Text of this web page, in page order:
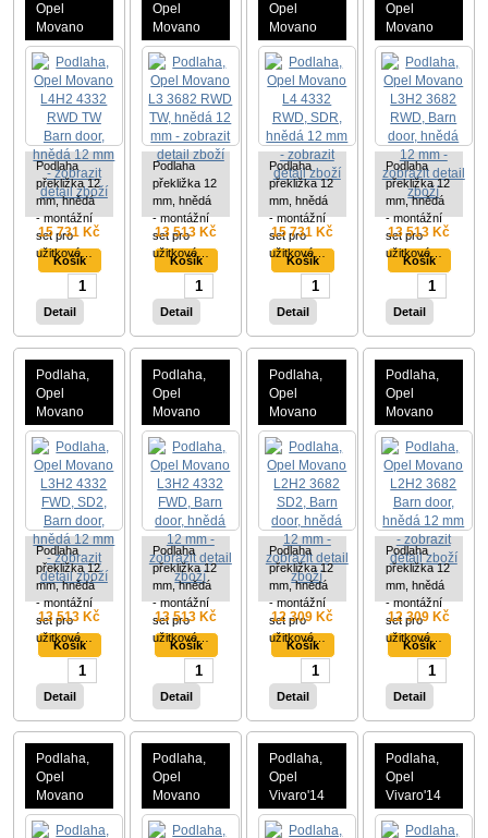
Opel
Movano
L4H2
4332 RWD
TW Barn
door,
hnědá 12
mm
Podlaha
překližka 12
mm, hnědá
- montážní
set pro
užitkové…
15 731 Kč
Detail
Opel
Movano
L3 3682
RWD TW,
hnědá 12
mm
Podlaha
překližka 12
mm, hnědá
- montážní
set pro
užitkové…
13 513 Kč
Detail
Opel
Movano
L4 4332
RWD,
SDR,
hnědá 12
mm
Podlaha
překližka 12
mm, hnědá
- montážní
set pro
užitkové…
15 731 Kč
Detail
Opel
Movano
L3H2
3682
RWD,
Barn door,
hnědá 12
mm
Podlaha
překližka 12
mm, hnědá
- montážní
set pro
užitkové…
13 513 Kč
Detail
Podlaha,
Opel
Movano
L3H2
4332
FWD, SD2,
Barn door,
hnědá 12
mm
Podlaha
překližka 12
mm, hnědá
- montážní
set pro
užitkové…
13 513 Kč
Detail
Podlaha,
Opel
Movano
L3H2
4332
FWD, Barn
door,
hnědá 12
mm
Podlaha
překližka 12
mm, hnědá
- montážní
set pro
užitkové…
13 513 Kč
Detail
Podlaha,
Opel
Movano
L2H2
3682 SD2,
Barn door,
hnědá 12
mm
Podlaha
překližka 12
mm, hnědá
- montážní
set pro
užitkové…
12 309 Kč
Detail
Podlaha,
Opel
Movano
L2H2
3682 Barn
door,
hnědá 12
mm
Podlaha
překližka 12
mm, hnědá
- montážní
set pro
užitkové…
12 309 Kč
Detail
Podlaha,
Opel
Movano
L1H2
3182
Podlaha,
Opel
Movano
L1H1
3182
Podlaha,
Opel
Vivaro'14
L2H1
3498 SD2,
Podlaha,
Opel
Vivaro'14
L2H1
3498 SDR,